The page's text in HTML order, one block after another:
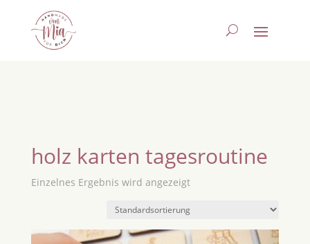
holz karten tagesroutine
Einzelnes Ergebnis wird angezeigt